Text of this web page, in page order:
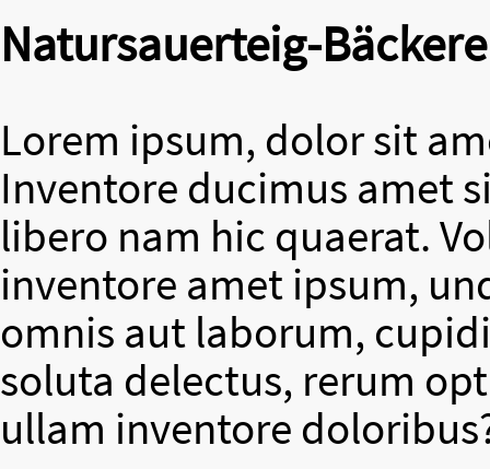
Natursauerteig-
Lorem ipsum, dolor sit
Inventore ducimus amet
libero nam hic quaerat.
inventore amet ipsum,
omnis aut laborum,
soluta delectus, rerum
ullam inventore